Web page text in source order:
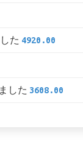
た 4920.00
した 3608.00